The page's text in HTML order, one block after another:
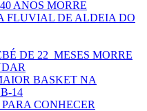
ANOS MORRE
FLUVIAL DE ALDEIA DO
DE 22 MESES MORRE
BASKET NA
14
CONHECER